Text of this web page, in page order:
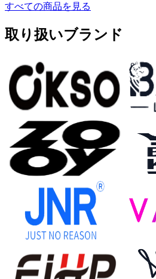
すべての商品を見る
取り扱いブランド